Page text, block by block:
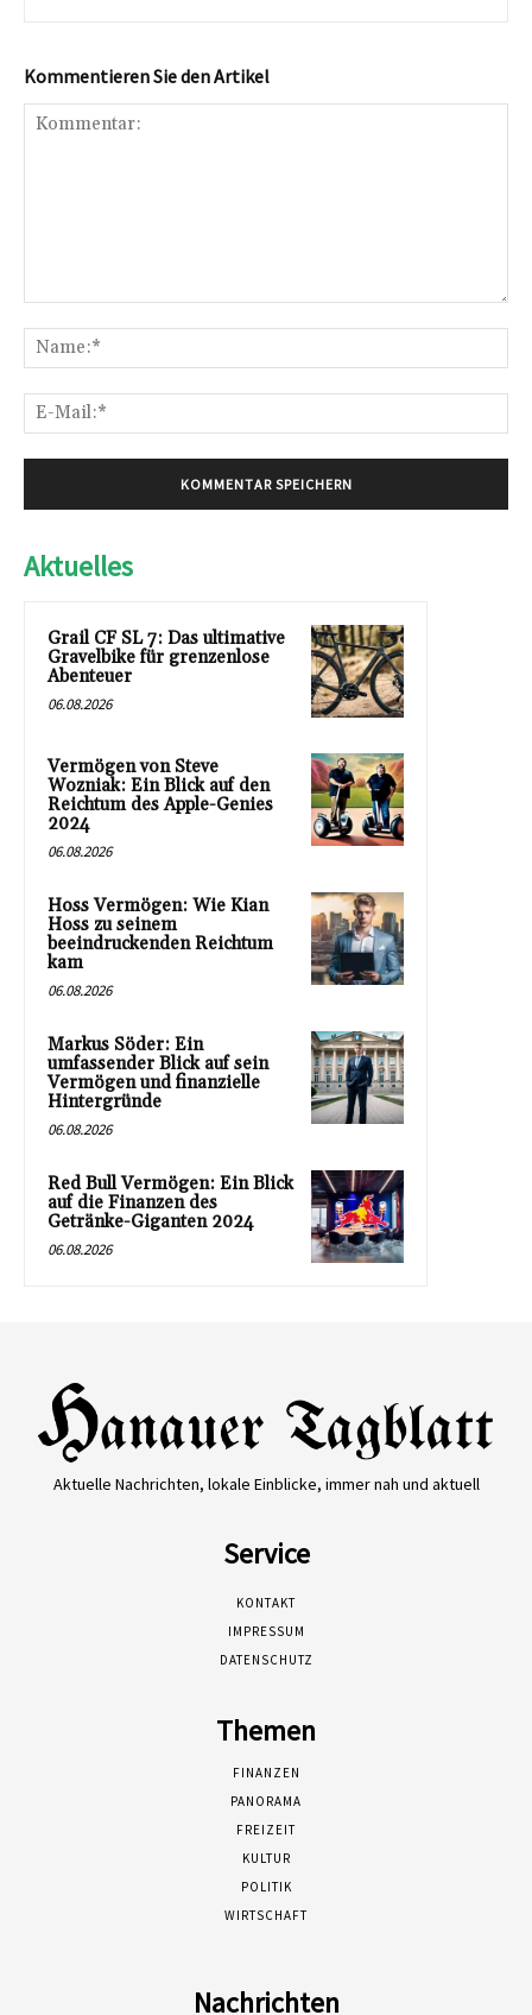
Kommentieren Sie den Artikel
Aktuelles
Grail CF SL 7: Das ultimative
Gravelbike für grenzenlose
Abenteuer
06.08.2026
Vermögen von Steve
Wozniak: Ein Blick auf den
Reichtum des Apple-Genies
2024
06.08.2026
Hoss Vermögen: Wie Kian
Hoss zu seinem
beeindruckenden Reichtum
kam
06.08.2026
Markus Söder: Ein
umfassender Blick auf sein
Vermögen und finanzielle
Hintergründe
06.08.2026
Red Bull Vermögen: Ein Blick
auf die Finanzen des
Getränke-Giganten 2024
06.08.2026
Aktuelle Nachrichten, lokale Einblicke, immer nah und aktuell
Service
KONTAKT
IMPRESSUM
DATENSCHUTZ
Themen
FINANZEN
PANORAMA
FREIZEIT
KULTUR
POLITIK
WIRTSCHAFT
Nachrichten